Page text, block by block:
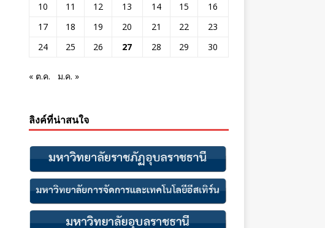
10
11 12 13 14 15
16
17
18 19 20 21 22
23
24
25 26 27 28 29 30
« ต.ค. ม.ค. »
ลิงค์ที่น่าสนใจ